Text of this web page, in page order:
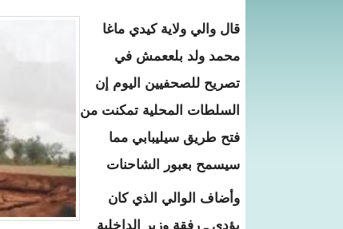
قال والي ولاية كيدي ماغا
محمد ولد بلععمش في
تصريح للصحفيين اليوم إن
السلطات المحلية تمكنت من
فتح طريق سيليبابي مما
سيسمح بعبور الشاحنات
وأضاف الوالي الذي كان
يؤدي ـ رفقة وزير الداخلية